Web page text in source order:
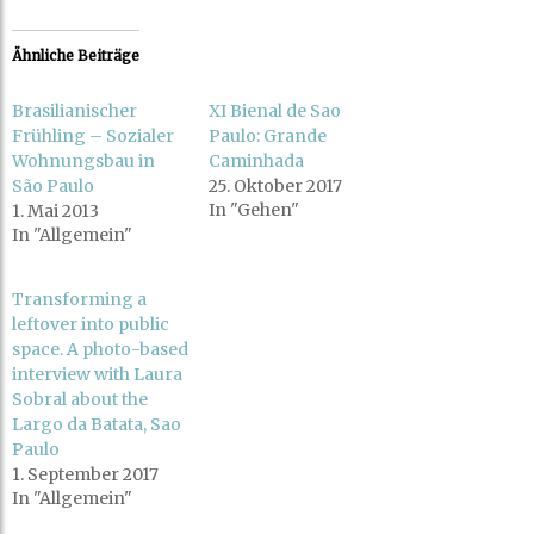
,
u
m
e
r
T
w
i
t
t
e
r
z
u
l
e
n
(
W
i
d
i
n
n
e
u
e
m
,
u
m
f
F
a
c
e
b
z
u
l
e
n
(
W
i
d
i
n
u
e
m
Ähnliche Beiträge
Brasilianischer
Frühling – Sozialer
Wohnungsbau in
São Paulo
1. Mai 2013
In "Allgemein"
XI Bienal de Sao
Paulo: Grande
Caminhada
25. Oktober 2017
In "Gehen"
Transforming a
leftover into public
space. A photo-based
interview with Laura
Sobral about the
Largo da Batata, Sao
Paulo
1. September 2017
In "Allgemein"